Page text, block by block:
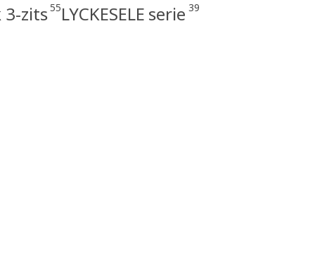
3-zits 55LYCKESELE serie 39